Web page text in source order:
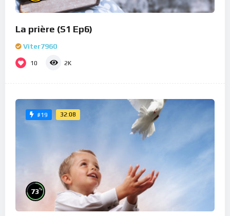
La prière (S1 Ep6)
Viter7960
10 2K
#19 32:08
73%